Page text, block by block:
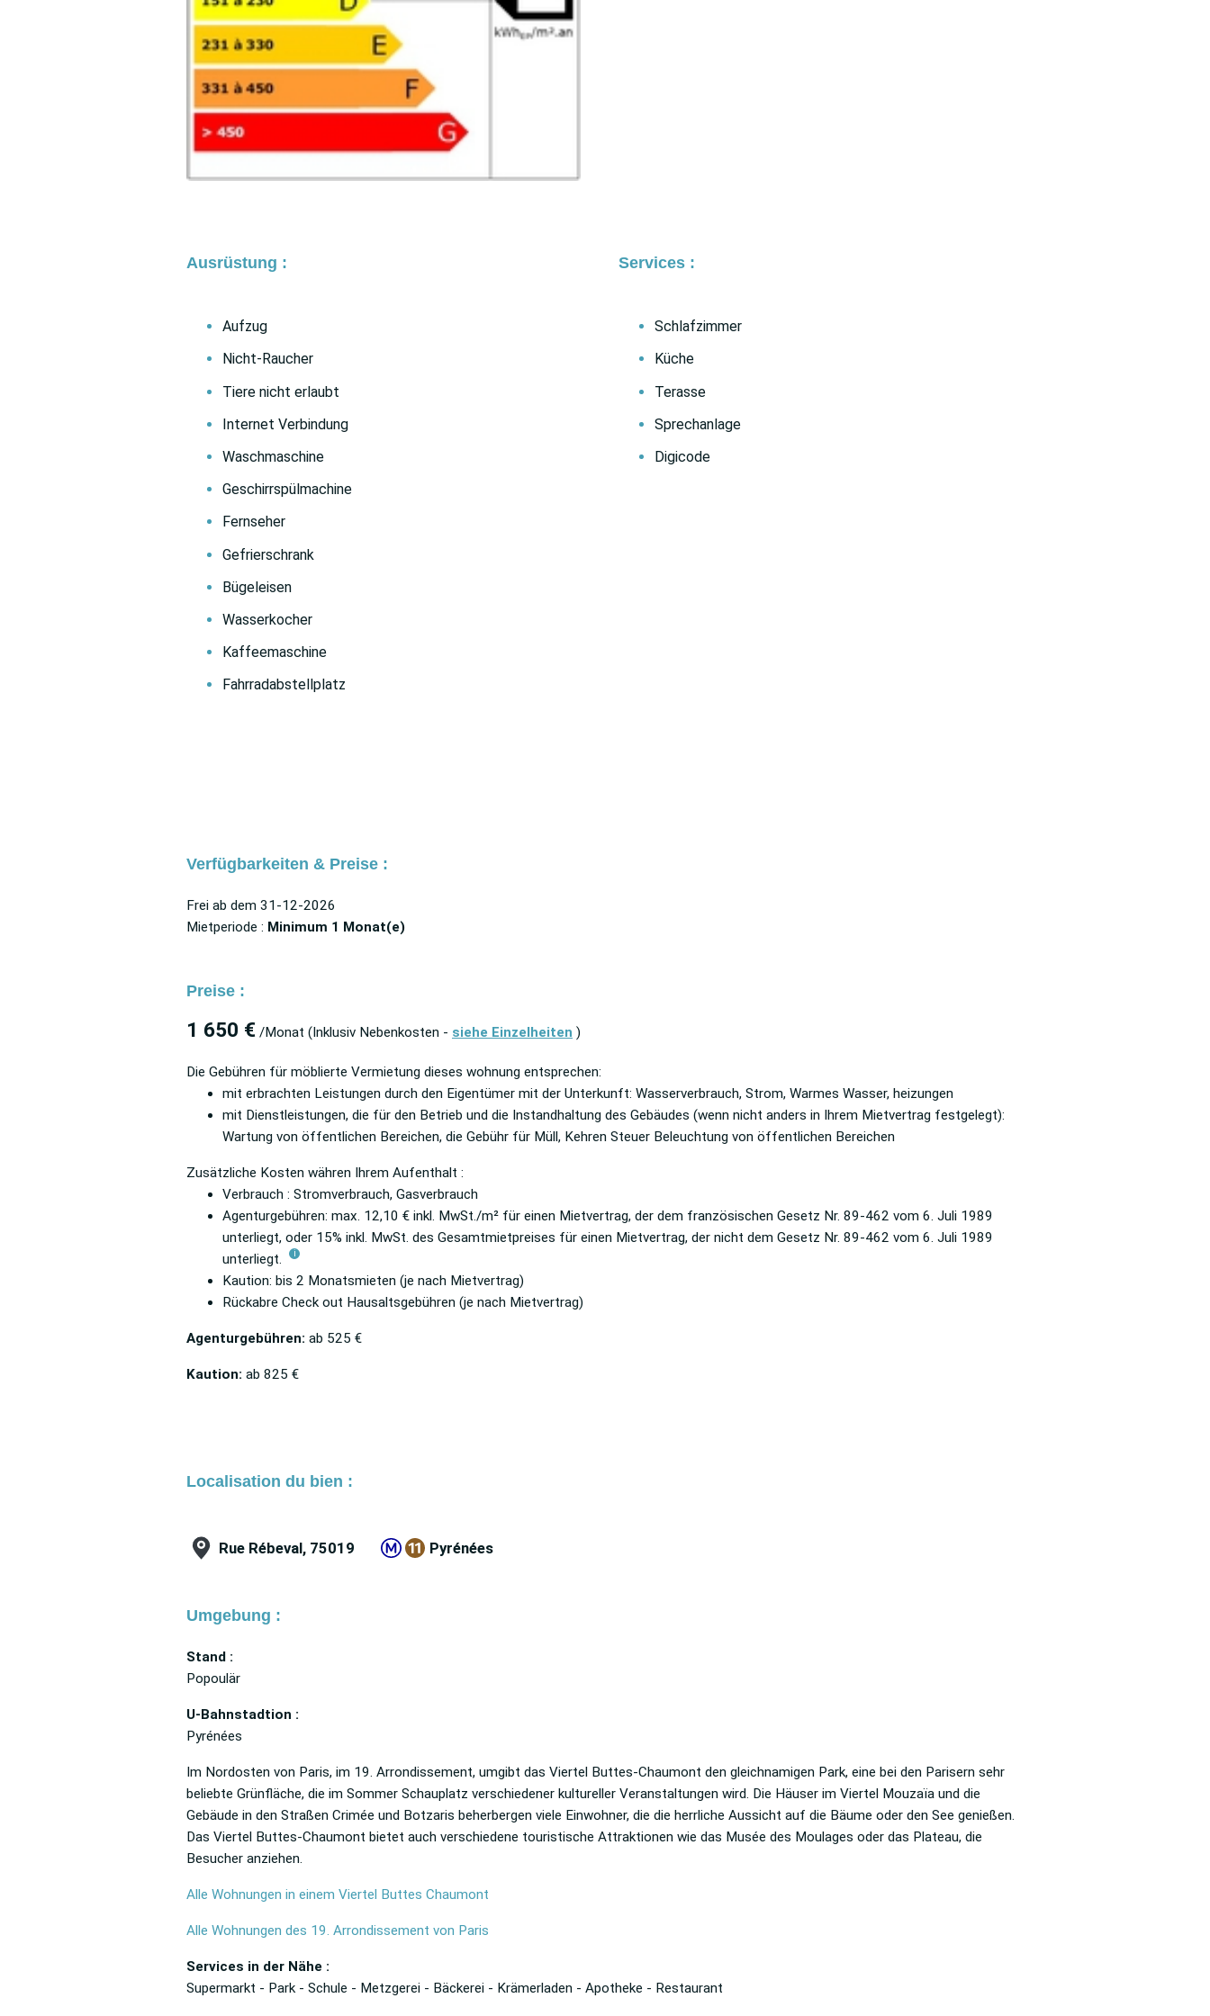
Ausrüstung :
Aufzug
Nicht-Raucher
Tiere nicht erlaubt
Internet Verbindung
Waschmaschine
Geschirrspülmachine
Fernseher
Gefrierschrank
Bügeleisen
Wasserkocher
Kaffeemaschine
Fahrradabstellplatz
Services :
Schlafzimmer
Küche
Terasse
Sprechanlage
Digicode
Verfügbarkeiten & Preise :
Frei ab dem 31-12-2026
Mietperiode : Minimum 1 Monat(e)
Preise :
1 650 € /Monat (Inklusiv Nebenkosten - siehe Einzelheiten )
Die Gebühren für möblierte Vermietung dieses wohnung entsprechen:
mit erbrachten Leistungen durch den Eigentümer mit der Unterkunft: Wasserverbrauch, Strom, Warmes Wasser, heizungen
mit Dienstleistungen, die für den Betrieb und die Instandhaltung des Gebäudes (wenn nicht anders in Ihrem Mietvertrag festgelegt):
Wartung von öffentlichen Bereichen, die Gebühr für Müll, Kehren Steuer Beleuchtung von öffentlichen Bereichen
Zusätzliche Kosten währen Ihrem Aufenthalt :
Verbrauch : Stromverbrauch, Gasverbrauch
Agenturgebühren: max. 12,10 € inkl. MwSt./m² für einen Mietvertrag, der dem französischen Gesetz Nr. 89-462 vom 6. Juli 1989
unterliegt, oder 15% inkl. MwSt. des Gesamtmietpreises für einen Mietvertrag, der nicht dem Gesetz Nr. 89-462 vom 6. Juli 1989
unterliegt.
i
Kaution: bis 2 Monatsmieten (je nach Mietvertrag)
Rückabre Check out Hausaltsgebühren (je nach Mietvertrag)
Agenturgebühren: ab 525 €
Kaution: ab 825 €
Localisation du bien :
Rue Rébeval, 75019 Pyrénées
Umgebung :
Stand :
Popoulär
U-Bahnstadtion :
Pyrénées
Im Nordosten von Paris, im 19. Arrondissement, umgibt das Viertel Buttes-Chaumont den gleichnamigen Park, eine bei den Parisern sehr
beliebte Grünfläche, die im Sommer Schauplatz verschiedener kultureller Veranstaltungen wird. Die Häuser im Viertel Mouzaïa und die
Gebäude in den Straßen Crimée und Botzaris beherbergen viele Einwohner, die die herrliche Aussicht auf die Bäume oder den See genießen.
Das Viertel Buttes-Chaumont bietet auch verschiedene touristische Attraktionen wie das Musée des Moulages oder das Plateau, die
Besucher anziehen.
Alle Wohnungen in einem Viertel Buttes Chaumont
Alle Wohnungen des 19. Arrondissement von Paris
Services in der Nähe :
Supermarkt - Park - Schule - Metzgerei - Bäckerei - Krämerladen - Apotheke - Restaurant